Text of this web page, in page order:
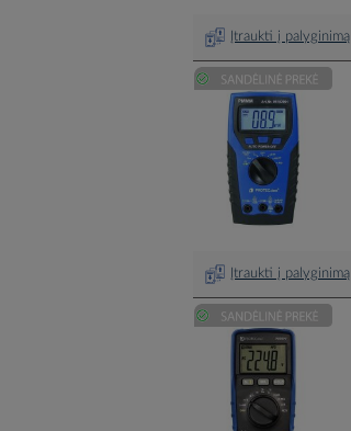
Įtraukti į palyginimą
Įtraukti į palyginimą